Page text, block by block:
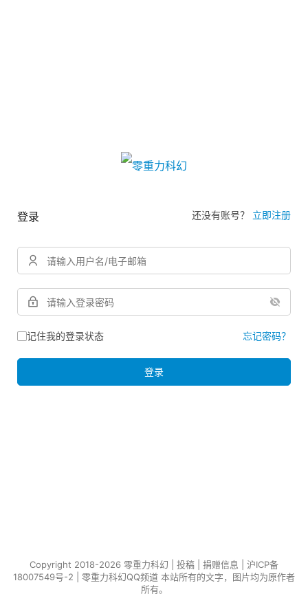
登录 还没有账号？ 立即注册
记住我的登录状态 忘记密码？
登录
Copyright 2018-2026 零重力科幻 | 投稿 捐赠信息
沪ICP备
18007549号-2
零重力科幻QQ频道 本站所有的文字，图片均为原作者
所有。